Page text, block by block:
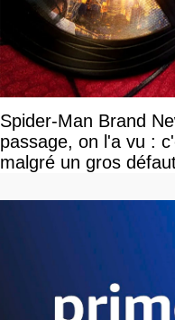
Spider-Man Brand
passage, on l'a vu :
malgré un gros